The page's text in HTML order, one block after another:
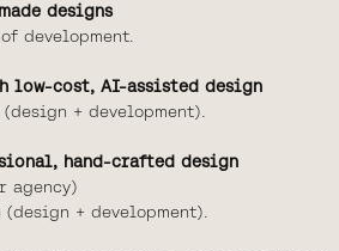
designs
development.
low-cost, AI-assisted design
+ development).
hand-crafted design
agency)
(design + development).